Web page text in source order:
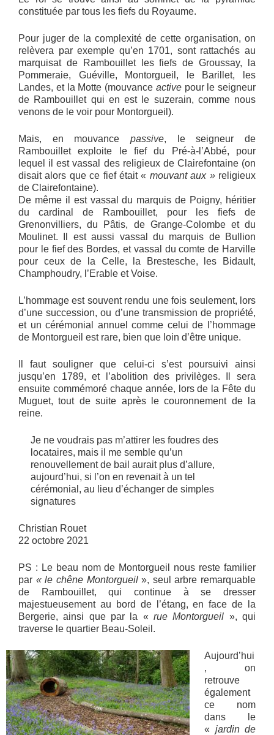
constituée par tous les fiefs du Royaume.
Pour juger de la complexité de cette organisation, on
relèvera par exemple qu’en 1701, sont rattachés au
marquisat de Rambouillet les fiefs de Groussay, la
Pommeraie, Guéville, Montorgueil, le Barillet, les
Landes, et la Motte (mouvance activepour le seigneur
de Rambouillet qui en est le suzerain, comme nous
venons de le voir pour Montorgueil).
Mais, en mouvance passive, le seigneur de
Rambouillet exploite le fief du Pré-à-l’Abbé, pour
lequel il est vassal des religieux de Clairefontaine (on
disait alors que ce fief était « mouvant aux »religieux
de Clairefontaine).
De même il est vassal du marquis de Poigny, héritier
du cardinal de Rambouillet, pour les fiefs de
Grenonvilliers, du Pâtis, de Grange-Colombe et du
Moulinet. Il est aussi vassal du marquis de Bullion
pour le fief des Bordes, et vassal du comte de Harville
pour ceux de la Celle, la Brestesche, les Bidault,
Champhoudry, l’Erable et Voise.
L’hommage est souvent rendu une fois seulement, lors
d’une succession, ou d’une transmission de propriété,
et un cérémonial annuel comme celui de l’hommage
de Montorgueil est rare, bien que loin d’être unique.
Il faut souligner que celui-ci s’est poursuivi ainsi
jusqu’en 1789, et l’abolition des privilèges. Il sera
ensuite commémoré chaque année, lors de la Fête du
Muguet, tout de suite après le couronnement de la
reine.
Je ne voudrais pas m’attirer les foudres des
locataires, mais il me semble qu’un
renouvellement de bail aurait plus d’allure,
aujourd’hui, si l’on en revenait à un tel
cérémonial, au lieu d’échanger de simples
signatures
Christian Rouet
22 octobre 2021
PS : Le beau nom de Montorgueil nous reste familier
par « le chêne Montorgueil», seul arbre remarquable
de Rambouillet, qui continue à se dresser
majestueusement au bord de l’étang, en face de la
Bergerie, ainsi que par la « rue Montorgueil », qui
traverse le quartier Beau-Soleil.
Aujourd’hui
, on
retrouve
également
ce nom
dans le
« jardin de